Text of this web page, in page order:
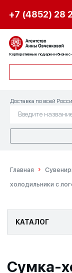
+7 (4852) 28
Корпоративные подарки и
Доставка по всей
Главная
холодильники с
КАТАЛОГ
Сумка-